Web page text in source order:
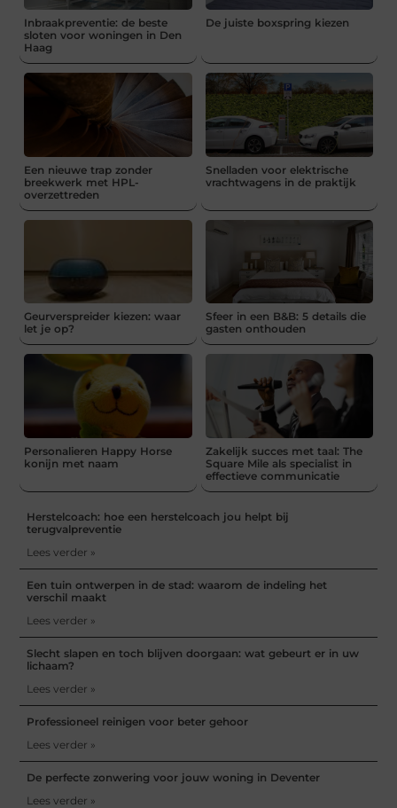
Inbraakpreventie: de beste
sloten voor woningen in Den
Haag
De juiste boxspring kiezen
Een nieuwe trap zonder
breekwerk met HPL-
overzettreden
Snelladen voor elektrische
vrachtwagens in de praktijk
Geurverspreider kiezen: waar
let je op?
Sfeer in een B&B: 5 details die
gasten onthouden
Personalieren Happy Horse
konijn met naam
Zakelijk succes met taal: The
Square Mile als specialist in
effectieve communicatie
Herstelcoach: hoe een herstelcoach jou helpt bij
terugvalpreventie
Lees verder »
Een tuin ontwerpen in de stad: waarom de indeling het
verschil maakt
Lees verder »
Slecht slapen en toch blijven doorgaan: wat gebeurt er in uw
lichaam?
Lees verder »
Professioneel reinigen voor beter gehoor
Lees verder »
De perfecte zonwering voor jouw woning in Deventer
Lees verder »